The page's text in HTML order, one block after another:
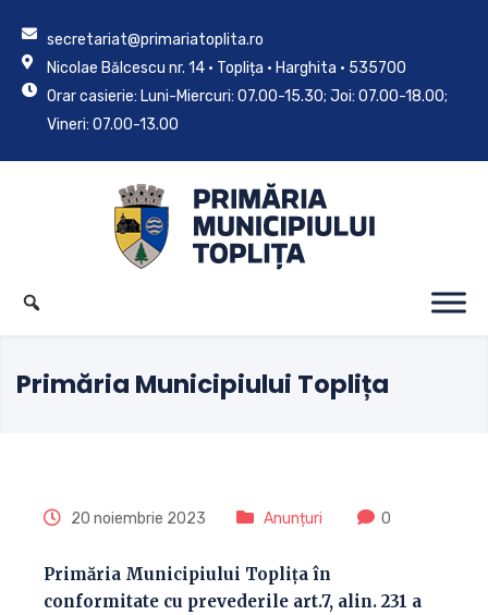
secretariat@primariatoplita.ro
Nicolae Bălcescu nr. 14 • Toplița • Harghita • 535700
Orar casierie: Luni-Miercuri: 07.00-15.30; Joi: 07.00-18.00;
Vineri: 07.00-13.00
Primăria Municipiului Toplița
20 noiembrie 2023 Anunțuri 0
Primăria Municipiului Toplița în
conformitate cu prevederile art.7, alin. 231 a